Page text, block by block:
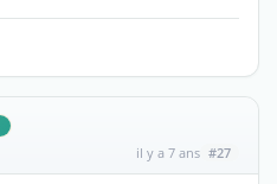
il y a 7 ans #27